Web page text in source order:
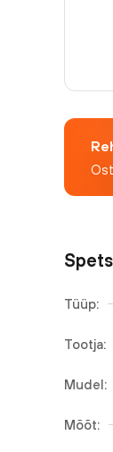
Tüüp:
Tootja:
Mudel:
Mõõt: